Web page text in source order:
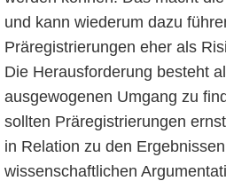
und kann wiederum dazu
Präregistrierungen eher als
Die Herausforderung besteht
ausgewogenen Umgang zu
sollten Präregistrierungen
in Relation zu den
wissenschaftlichen